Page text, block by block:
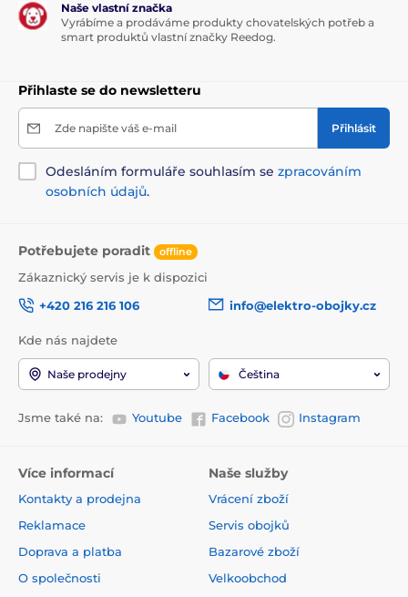
Naše vlastní značka
Vyrábíme a prodáváme produkty chovatelských potřeb a
smart produktů vlastní značky Reedog.
Přihlaste se do newsletteru
Zde napište váš e-mail Přihlásit
Odesláním formuláře souhlasím se zpracováním
osobních údajů.
Potřebujete poradit offline
Zákaznický servis je k dispozici
+420 216 216 106
info@elektro-obojky.cz
Kde nás najdete
Naše prodejny Čeština
Jsme také na: Youtube Facebook Instagram
Více informací
Kontakty a prodejna
Reklamace
Doprava a platba
O společnosti
Naše služby
Vrácení zboží
Servis obojků
Bazarové zboží
Velkoobchod